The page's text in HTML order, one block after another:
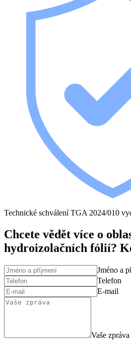
Technické schválení TGA 2024/010
Chcete vědět více o
hydroizolačních fólií?
Jméno a
Telefon
E-mail
Vaše zpráva